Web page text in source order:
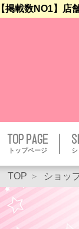
【掲載数NO1】店
トップページ
TOP ショッ